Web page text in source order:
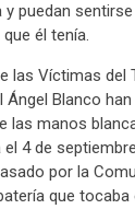
puedan
él tenía.
las Víctimas del
Ángel Blanco
las manos
4 de
por la
que tocaba